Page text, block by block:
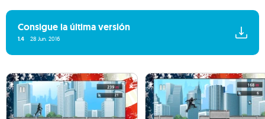
Consigue la última versión
1.4 28 Jun. 2016